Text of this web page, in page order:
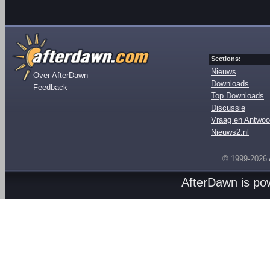
Over AfterDawn
Feedback
Sections:
Nieuws
Downloads
Top Downloads
Discussie
Vraag en
Nieuws2.nl
© 1999-2026
AfterDawn is